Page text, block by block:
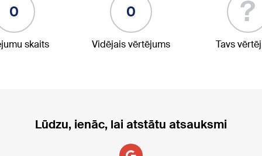
0
skaits
0
Vidējais vērtējums
?
Tavs
Lūdzu, ienāc, lai atstātu atsauksmi